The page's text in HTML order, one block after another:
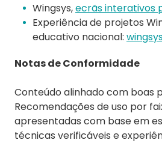
Wingsys,ecrãs interativos
Experiência de projetos
educativo nacional:
Notas de Conformidade
Conteúdo alinhado com boas
Recomendações de uso por
apresentadas com base em
técnicas verificáveis e